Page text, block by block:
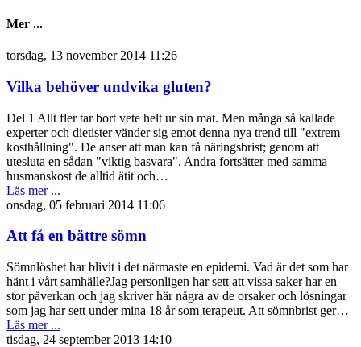
Mer ...
torsdag, 13 november 2014 11:26
Vilka behöver undvika gluten?
Del 1 Allt fler tar bort vete helt ur sin mat. Men många så kallade
experter och dietister vänder sig emot denna nya trend till "extrem
kosthållning". De anser att man kan få näringsbrist; genom att
utesluta en sådan "viktig basvara". Andra fortsätter med samma
husmanskost de alltid ätit och…
Läs mer ...
onsdag, 05 februari 2014 11:06
Att få en bättre sömn
Sömnlöshet har blivit i det närmaste en epidemi. Vad är det som har
hänt i vårt samhälle?Jag personligen har sett att vissa saker har en
stor påverkan och jag skriver här några av de orsaker och lösningar
som jag har sett under mina 18 år som terapeut. Att sömnbrist ger…
Läs mer ...
tisdag, 24 september 2013 14:10